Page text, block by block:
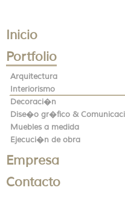
Inicio
Portfolio
Arquitectura
Interiorismo
Decoraci�n
Dise�o gr�fico &
Muebles a medida
Ejecuci�n de obra
Empresa
Contacto